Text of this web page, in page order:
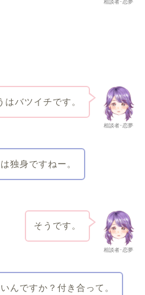
相談者･恋夢
相談者･恋夢
はバツイチです。
独身ですねー。
相談者･恋夢
そうです。
んですか？付き合って。